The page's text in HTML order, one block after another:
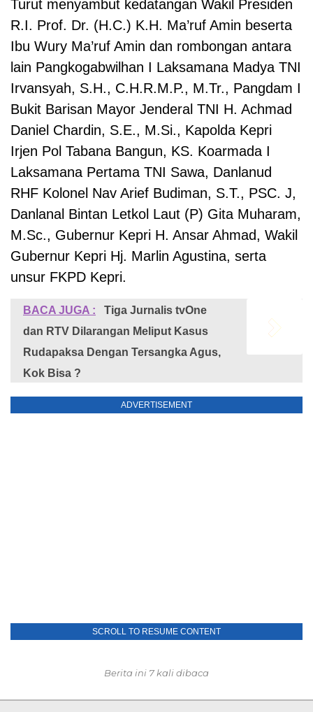
Turut menyambut kedatangan Wakil Presiden
R.I. Prof. Dr. (H.C.) K.H. Ma’ruf Amin beserta
Ibu Wury Ma’ruf Amin dan rombongan antara
lain Pangkogabwilhan I Laksamana Madya TNI
Irvansyah, S.H., C.H.R.M.P., M.Tr., Pangdam I
Bukit Barisan Mayor Jenderal TNI H. Achmad
Daniel Chardin, S.E., M.Si., Kapolda Kepri
Irjen Pol Tabana Bangun, KS. Koarmada I
Laksamana Pertama TNI Sawa, Danlanud
RHF Kolonel Nav Arief Budiman, S.T., PSC. J,
Danlanal Bintan Letkol Laut (P) Gita Muharam,
M.Sc., Gubernur Kepri H. Ansar Ahmad, Wakil
Gubernur Kepri Hj. Marlin Agustina, serta
unsur FKPD Kepri.
BACA JUGA :
Tiga Jurnalis tvOne
dan RTV Dilarangan Meliput Kasus
Rudapaksa Dengan Tersangka Agus,
Kok Bisa ?
ADVERTISEMENT
SCROLL TO RESUME CONTENT
Berita ini 7 kali dibaca